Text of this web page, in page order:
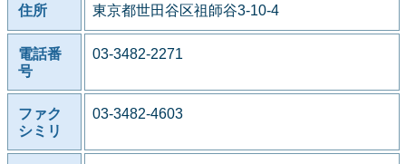
住所 東京都世田谷区祖師谷3-10-4
電話番
号
03-3482-2271
ファク
シミリ
03-3482-4603